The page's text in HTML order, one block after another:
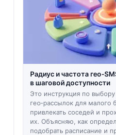
Радиус и частота
в шаговой доступности
Это инструкция по
гео‑рассылок для малого
привлекать соседей и
их. Объясняю, как
подобрать расписание и